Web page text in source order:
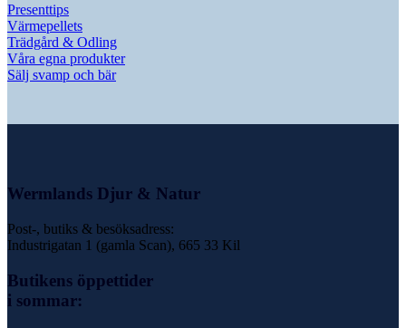
Presenttips
Värmepellets
Trädgård & Odling
Våra egna produkter
Sälj svamp och bär
Wermlands Djur & Natur
Post-, butiks & besöksadress:
Industrigatan 1 (gamla Scan), 665 33 Kil
Butikens öppettider
i sommar: